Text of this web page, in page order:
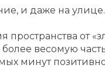
и даже на улице.
от
весомую
минут